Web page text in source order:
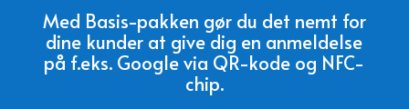
Med Basis-pakken gør du det nemt for
dine kunder at give dig en anmeldelse
på f.eks. Google via QR-kode og NFC-
chip.